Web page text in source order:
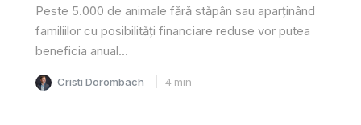
Peste 5.000 de animale fără stăpân sau aparținând
familiilor cu posibilități financiare reduse vor putea
beneficia anual...
Cristi Dorombach 4 min